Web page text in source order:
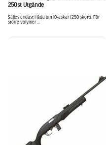
250st Utgånde
Säljes endast i låda om 10-askar (250 skott). För
större volymer ...